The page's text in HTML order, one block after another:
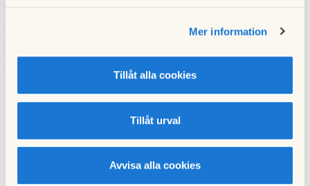
Mer information
Tillåt alla cookies
Tillåt urval
Avvisa alla cookies
Dessa åtgärder kräver inget tillstånd av styrelsen utan är en
ansvarar för. Fråga gärna styrelsen om du är osäker.